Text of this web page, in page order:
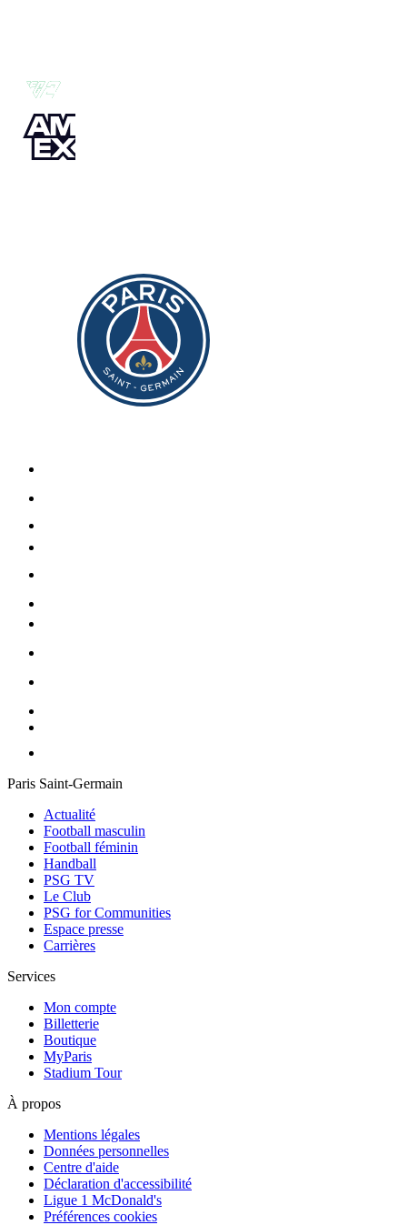
Paris Saint-Germain
Actualité
Football masculin
Football féminin
Handball
PSG TV
Le Club
PSG for Communities
Espace presse
Carrières
Services
Mon compte
Billetterie
Boutique
MyParis
Stadium Tour
À propos
Mentions légales
Données personnelles
Centre d'aide
Déclaration d'accessibilité
Ligue 1 McDonald's
Préférences cookies